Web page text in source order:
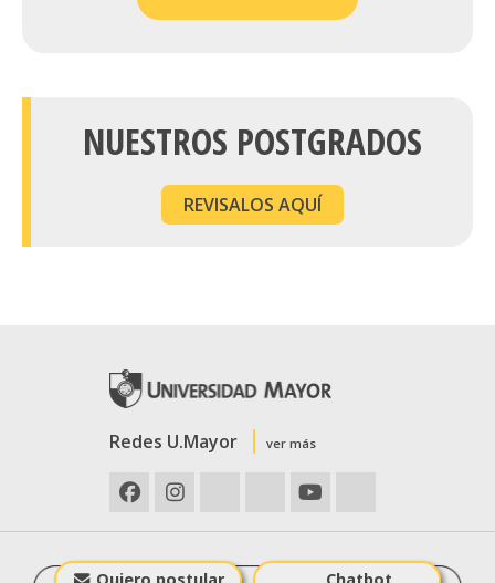
NUESTROS POSTGRADOS
REVISALOS AQUÍ
Redes U.Mayor ver más